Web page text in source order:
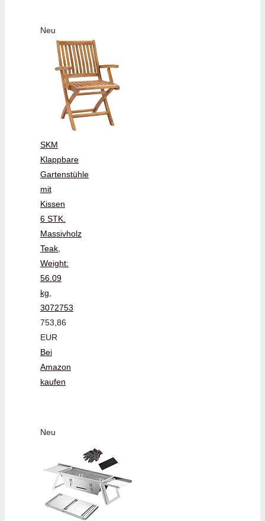
Neu
SKM
Klappbare
Gartenstühle
mit
Kissen
6 STK.
Massivholz
Teak,
Weight:
56.09
kg,
3072753
753,86
EUR
Bei
Amazon
kaufen
Neu